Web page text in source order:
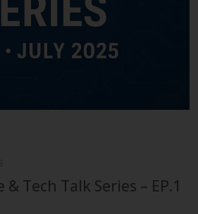
Tech Talk Series – EP.1